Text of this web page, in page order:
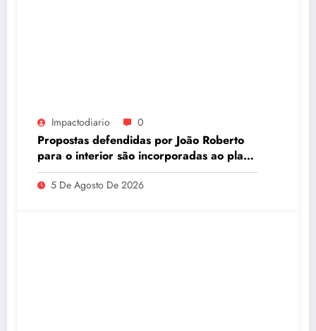
Impactodiario 0
Propostas defendidas por João Roberto
para o interior são incorporadas ao plano
de governo de David Almeida
5 De Agosto De 2026